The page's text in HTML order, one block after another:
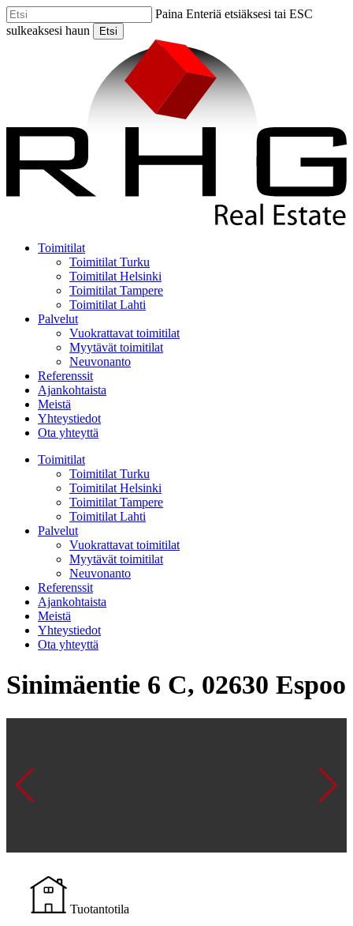
Skip
to
Paina Enteriä etsiäksesi tai ESC
sulkeaksesi haun
Etsi
Menu
Toimitilat
Toimitilat Turku
Toimitilat Helsinki
Toimitilat Tampere
Toimitilat Lahti
Palvelut
Vuokrattavat toimitilat
Myytävät toimitilat
Neuvonanto
Referenssit
Ajankohtaista
Meistä
Yhteystiedot
Ota yhteyttä
Toimitilat
Toimitilat Turku
Toimitilat Helsinki
Toimitilat Tampere
Toimitilat Lahti
Palvelut
Vuokrattavat toimitilat
Myytävät toimitilat
Neuvonanto
Referenssit
Ajankohtaista
Meistä
Yhteystiedot
Ota yhteyttä
Sinimäentie 6 C, 02630 Espoo
Tuotantotila